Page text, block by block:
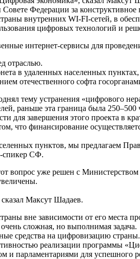
Федерации за конструктивное
внутренних WI-FI-сетей, в
цифровых технологий и
интернет-сервисы для
отраслью.
в удаленных населенных
отечественного софта
тему устранения «цифрового
раньше эта граница была 250–500
для завершения этого проекта в
что финансирование
пунктов, мы предлагаем
спикер СФ.
вопрос уже решен с
Максут Шадаев.
вне зависимости от его места
сложная, но выполнимая задача.
средства на цифровизацию страны.
реализации программы
и парламентариями для успешного